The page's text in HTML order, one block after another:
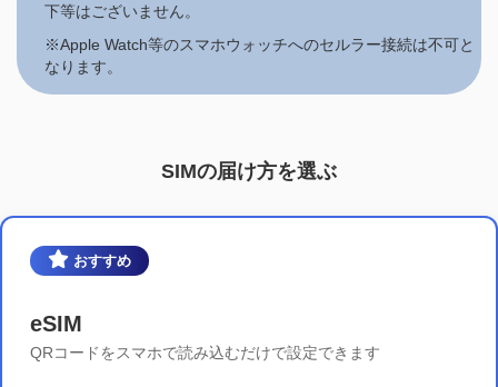
下等はございません。
※Apple Watch等のスマホウォッチへのセルラー接続は不可と
なります。
SIMの届け方を選ぶ
おすすめ
eSIM
QRコードをスマホで読み込むだけで設定できます